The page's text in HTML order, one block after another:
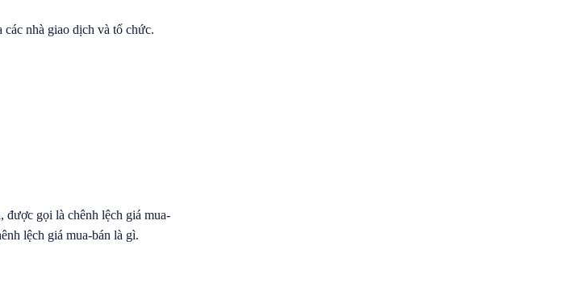
nhà giao dịch và tổ chức.
được gọi là chênh lệch giá mua-
lệch giá mua-bán là gì.